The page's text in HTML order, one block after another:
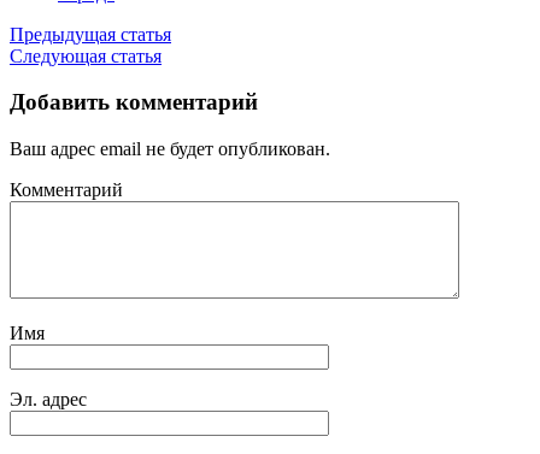
Предыдущая статья
Следующая статья
Добавить комментарий
Ваш адрес email не будет опубликован.
Комментарий
Имя
Эл. адрес